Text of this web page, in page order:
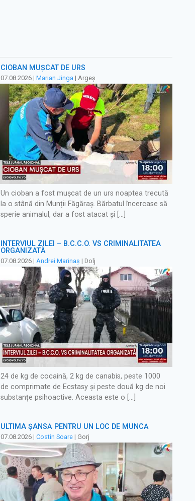
CIOBAN MUȘCAT DE URS
07.08.2026 | Marian Jinga | Argeș
Un cioban a fost mușcat de un urs noaptea trecută
la o stână din Munții Făgăraș. Bărbatul încercase să
sperie animalul, dar a fost atacat și […]
INTERVIUL ZILEI – B.C.C.O. VS CRIMINALITATEA
ORGANIZATĂ
07.08.2026 | Andrei Marinaș | Dolj
24 de kg de cocaină, 2 kg de canabis, peste 1000
de comprimate de Ecstasy și peste două kg de noi
substanțe psihoactive. Aceasta este o […]
ULTIMA ȘANSĂ PENTRU UN LOC DE MUNCĂ
07.08.2026 | Costin Soare | Gorj